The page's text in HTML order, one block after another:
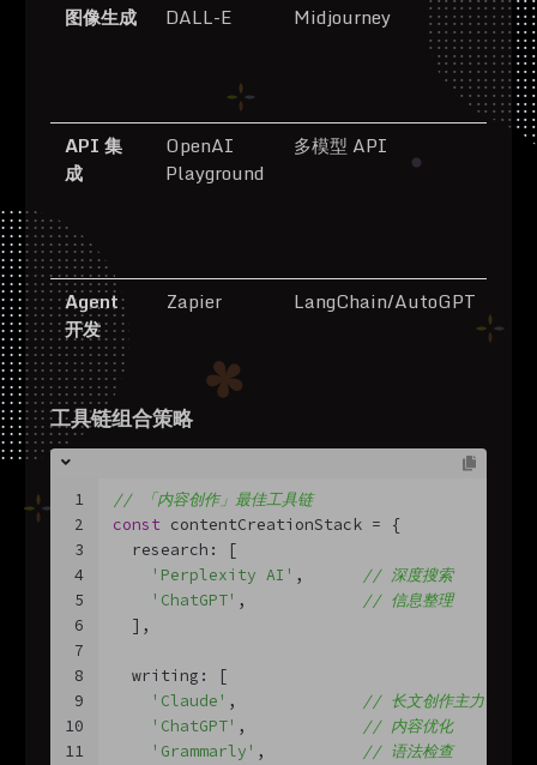
图像生成
DALL-E Midjourney
精
词
控
致
API 集
成
OpenAI
Playground
多模型 API
Agent
开发
Zapier LangChain/AutoGPT
工具链组合策略
1
2
3
4
5
6
7
8
9
10
11
// 「内容创作」最佳工具链
const contentCreationStack = {
  research: [
'Perplexity AI' ,
// 深度搜索
'ChatGPT' ,
// 信息整理
  ],
  writing: [
'Claude' ,
// 长文创作主力
'ChatGPT' ,
// 内容优化
'Grammarly' ,
// 语法检查